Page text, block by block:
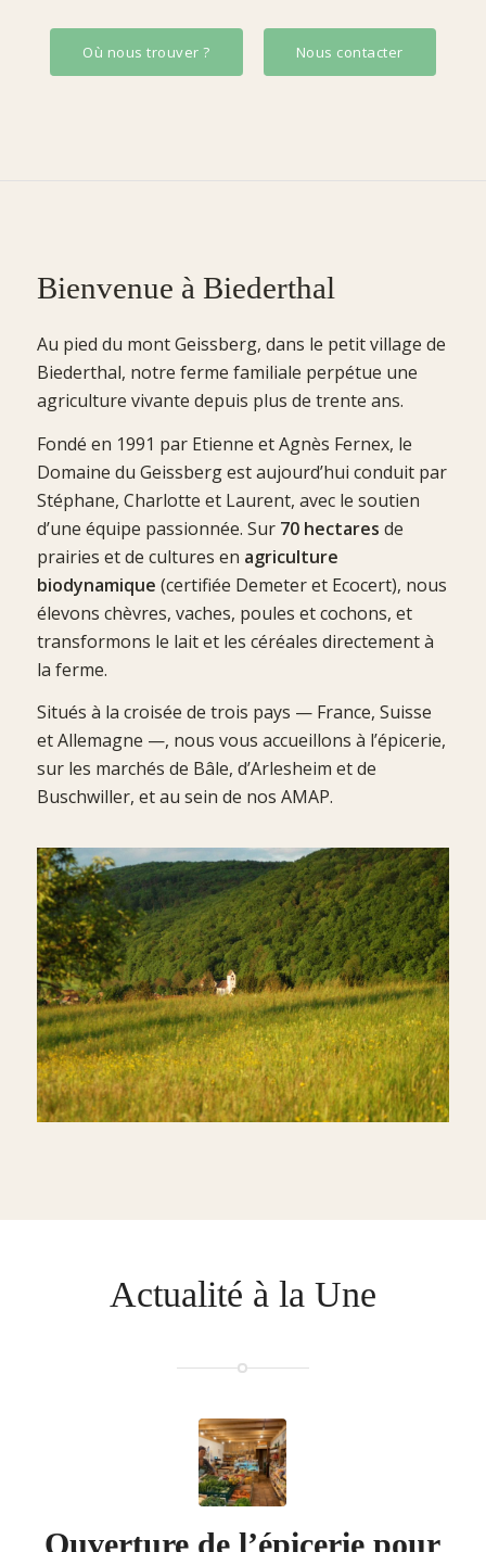
Où nous trouver ? Nous contacter
Bienvenue à Biederthal
Au pied du mont Geissberg, dans le petit village de
Biederthal, notre ferme familiale perpétue une
agriculture vivante depuis plus de trente ans.
Fondé en 1991 par Etienne et Agnès Fernex, le
Domaine du Geissberg est aujourd’hui conduit par
Stéphane, Charlotte et Laurent, avec le soutien
d’une équipe passionnée. Sur 70 hectares de
prairies et de cultures en agriculture
biodynamique (certifiée Demeter et Ecocert), nous
élevons chèvres, vaches, poules et cochons, et
transformons le lait et les céréales directement à
la ferme.
Situés à la croisée de trois pays — France, Suisse
et Allemagne —, nous vous accueillons à l’épicerie,
sur les marchés de Bâle, d’Arlesheim et de
Buschwiller, et au sein de nos AMAP.
Actualité à la Une
Ouverture de l’épicerie pour